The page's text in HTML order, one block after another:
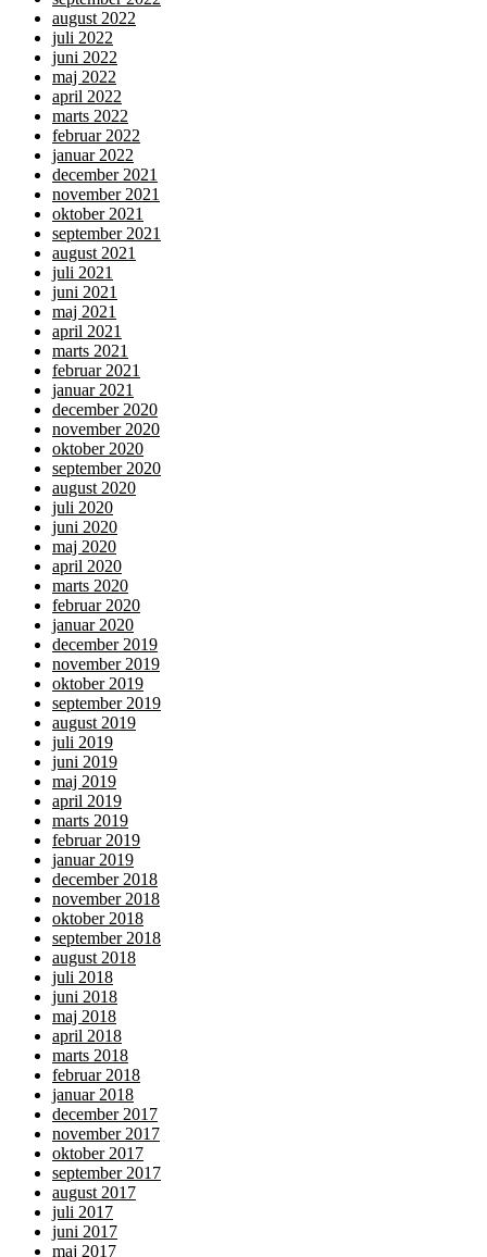
august 2022
juli 2022
juni 2022
maj 2022
april 2022
marts 2022
februar 2022
januar 2022
december 2021
november 2021
oktober 2021
september 2021
august 2021
juli 2021
juni 2021
maj 2021
april 2021
marts 2021
februar 2021
januar 2021
december 2020
november 2020
oktober 2020
september 2020
august 2020
juli 2020
juni 2020
maj 2020
april 2020
marts 2020
februar 2020
januar 2020
december 2019
november 2019
oktober 2019
september 2019
august 2019
juli 2019
juni 2019
maj 2019
april 2019
marts 2019
februar 2019
januar 2019
december 2018
november 2018
oktober 2018
september 2018
august 2018
juli 2018
juni 2018
maj 2018
april 2018
marts 2018
februar 2018
januar 2018
december 2017
november 2017
oktober 2017
september 2017
august 2017
juli 2017
juni 2017
maj 2017